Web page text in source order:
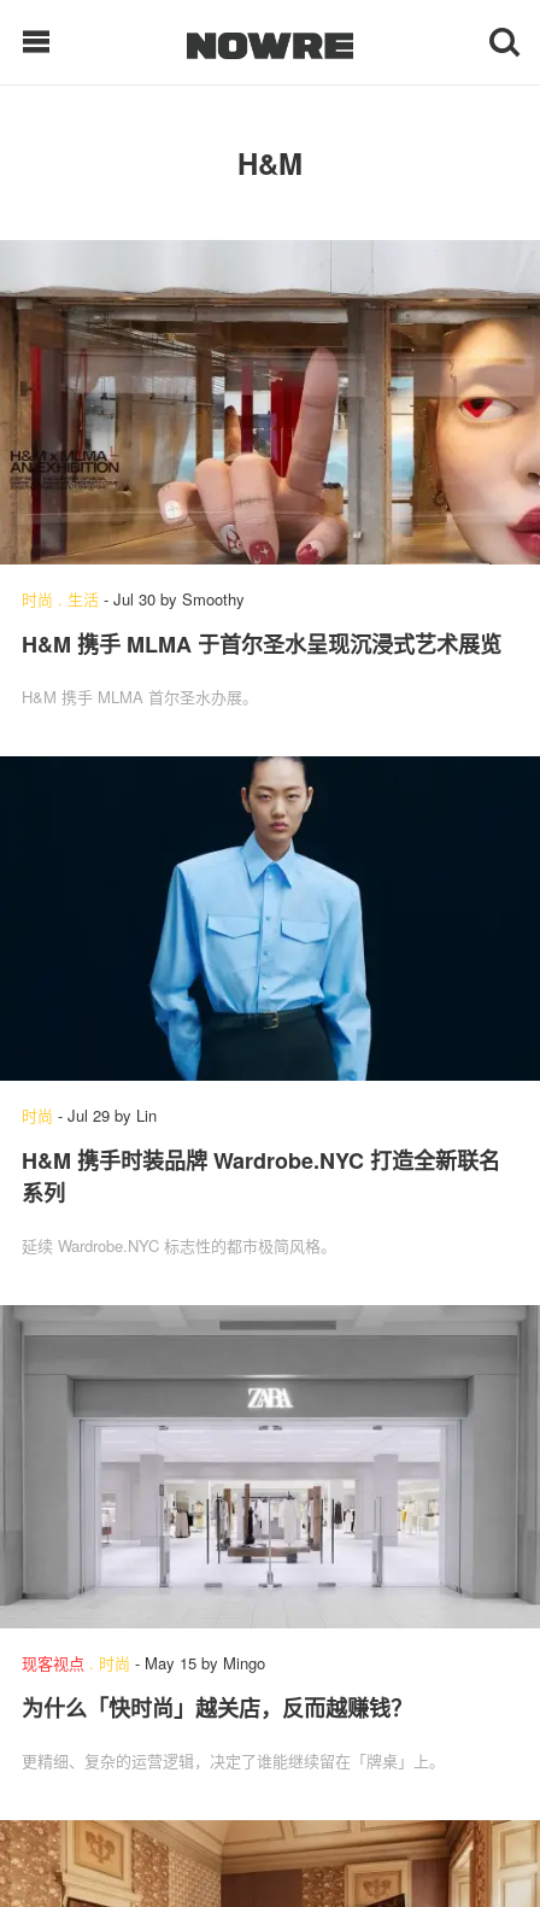
每日鲜榨
每日栏目
时 尚
球 鞋
生 活
科 技
H&M
时尚 . 生活 - Jul 30 by Smoothy
H&M 携手 MLMA 于首尔圣水呈现沉浸式艺术展览
H&M 携手 MLMA 首尔圣水办展。
时尚 - Jul 29 by Lin
H&M 携手时装品牌 Wardrobe.NYC 打造全新联名
系列
延续 Wardrobe.NYC 标志性的都市极简风格。
现客视点 . 时尚 - May 15 by Mingo
为什么「快时尚」越关店，反而越赚钱？
更精细、复杂的运营逻辑，决定了谁能继续留在「牌桌」上。